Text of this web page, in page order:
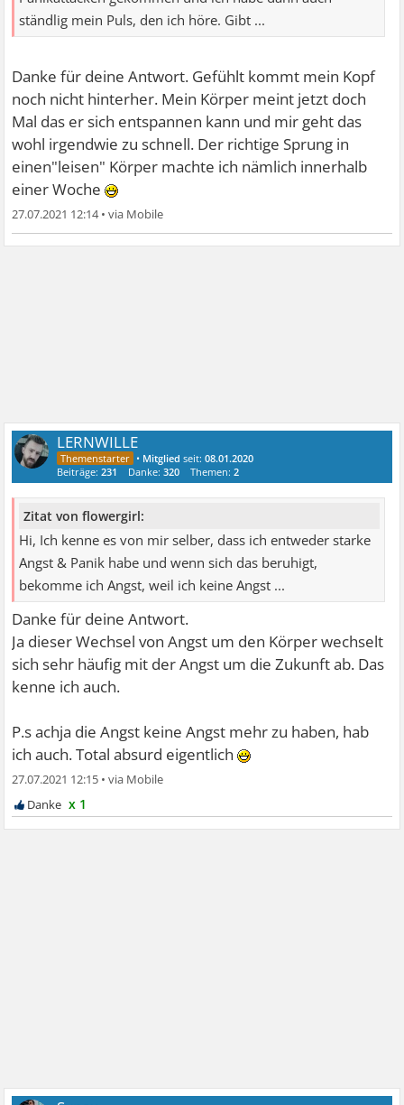
ständlig mein Puls, den ich höre. Gibt ...
Danke für deine Antwort. Gefühlt kommt mein Kopf
noch nicht hinterher. Mein Körper meint jetzt doch
Mal das er sich entspannen kann und mir geht das
wohl irgendwie zu schnell. Der richtige Sprung in
einen"leisen" Körper machte ich nämlich innerhalb
einer Woche
27.07.2021 12:14•
LERNWILLE
• Mitglied seit:08.01.2020
Beiträge:231 Danke:320 Themen:2
Zitat von flowergirl:
Hi, Ich kenne es von mir selber, dass ich entweder starke
Angst & Panik habe und wenn sich das beruhigt,
bekomme ich Angst, weil ich keine Angst ...
Danke für deine Antwort.
Ja dieser Wechsel von Angst um den Körper wechselt
sich sehr häufig mit der Angst um die Zukunft ab. Das
kenne ich auch.
P.s achja die Angst keine Angst mehr zu haben, hab
ich auch. Total absurd eigentlich
27.07.2021 12:15 •
x 1